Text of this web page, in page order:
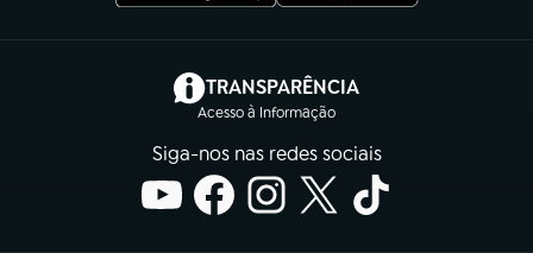
TRANSPARÊNCIA
Acesso à Informação
(abre em nova aba)
Siga-nos nas redes sociais